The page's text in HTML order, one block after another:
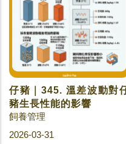
仔豬｜345. 溫差波動對
豬生長性能的影響
飼養管理
2026-03-31